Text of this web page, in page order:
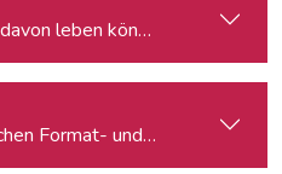
leben können: So geht's
Format- und